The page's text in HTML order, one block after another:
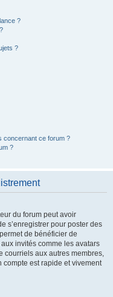
?
?
concernant ce forum ?
?
du forum peut avoir
s’enregistrer pour poster des
de bénéficier de
invités comme les avatars
courriels aux autres membres,
compte est rapide et vivement